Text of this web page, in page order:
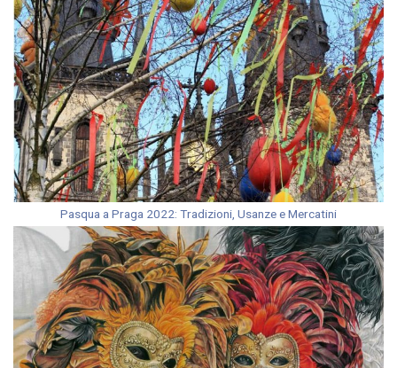
Pasqua a Praga 2022: Tradizioni, Usanze e Mercatini